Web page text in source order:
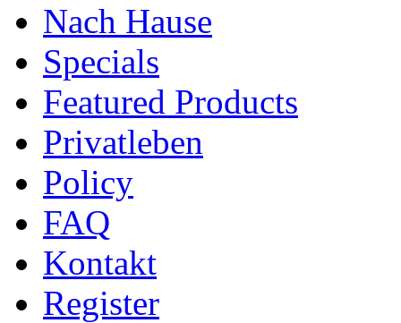
Nach Hause
Specials
Featured Products
Privatleben
Policy
FAQ
Kontakt
Register